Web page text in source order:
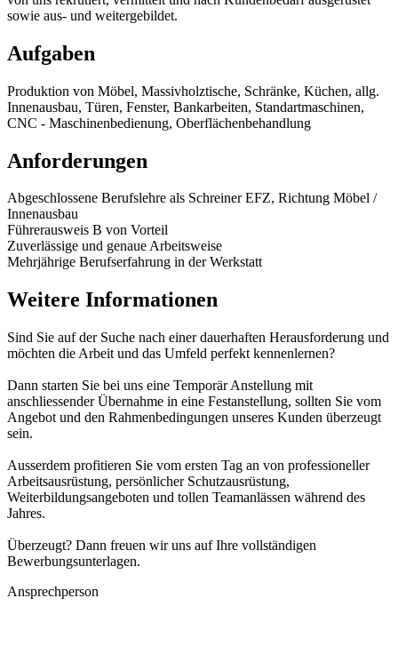
sowie aus- und weitergebildet.
Aufgaben
Produktion von Möbel, Massivholztische, Schränke, Küchen, allg.
Innenausbau, Türen, Fenster, Bankarbeiten, Standartmaschinen,
CNC - Maschinenbedienung, Oberflächenbehandlung
Anforderungen
Abgeschlossene Berufslehre als Schreiner EFZ, Richtung Möbel /
Innenausbau
Führerausweis B von Vorteil
Zuverlässige und genaue Arbeitsweise
Mehrjährige Berufserfahrung in der Werkstatt
Weitere Informationen
Sind Sie auf der Suche nach einer dauerhaften Herausforderung und
möchten die Arbeit und das Umfeld perfekt kennenlernen?
Dann starten Sie bei uns eine Temporär Anstellung mit
anschliessender Übernahme in eine Festanstellung, sollten Sie vom
Angebot und den Rahmenbedingungen unseres Kunden überzeugt
sein.
Ausserdem profitieren Sie vom ersten Tag an von professioneller
Arbeitsausrüstung, persönlicher Schutzausrüstung,
Weiterbildungsangeboten und tollen Teamanlässen während des
Jahres.
Überzeugt? Dann freuen wir uns auf Ihre vollständigen
Bewerbungsunterlagen.
Ansprechperson